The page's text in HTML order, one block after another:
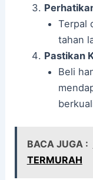
Terpal
tahan
Pastikan
Beli
BACA JUGA :
TERMURAH